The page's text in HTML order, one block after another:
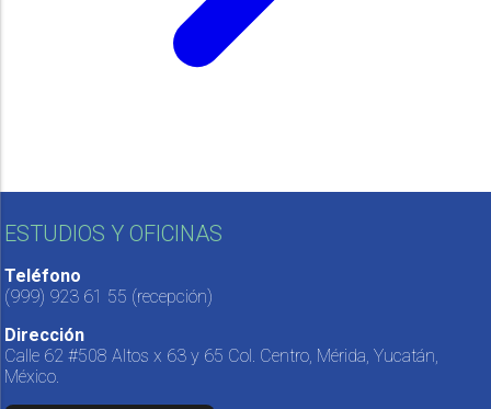
ESTUDIOS Y OFICINAS
Teléfono
(999) 923 61 55 (recepción)
Dirección
Calle 62 #508 Altos x 63 y 65 Col. Centro, Mérida, Yucatán,
México.